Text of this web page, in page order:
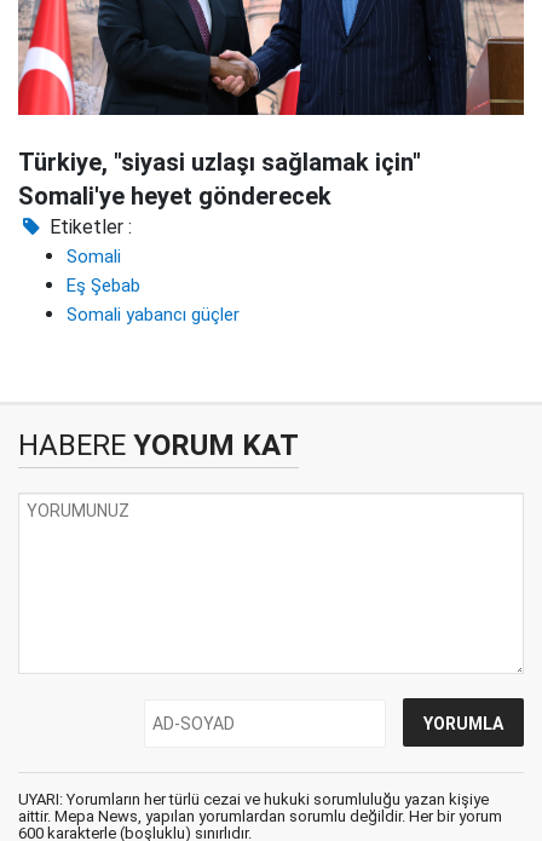
Türkiye, "siyasi uzlaşı sağlamak için"
Somali'ye heyet gönderecek
Etiketler :
Somali
Eş Şebab
Somali yabancı güçler
HABERE YORUM KAT
UYARI: Yorumların her türlü cezai ve hukuki sorumluluğu yazan kişiye
aittir. Mepa News, yapılan yorumlardan sorumlu değildir. Her bir yorum
600 karakterle (boşluklu) sınırlıdır.